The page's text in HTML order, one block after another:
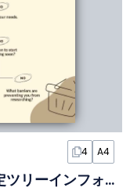
4 A4
エステティックな消費者意思決定ツリーインフォグラフィック